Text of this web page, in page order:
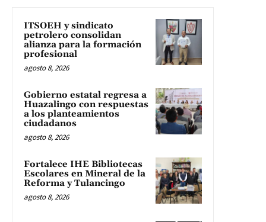
ITSOEH y sindicato
petrolero consolidan
alianza para la formación
profesional
agosto 8, 2026
Gobierno estatal regresa a
Huazalingo con respuestas
a los planteamientos
ciudadanos
agosto 8, 2026
Fortalece IHE Bibliotecas
Escolares en Mineral de la
Reforma y Tulancingo
agosto 8, 2026